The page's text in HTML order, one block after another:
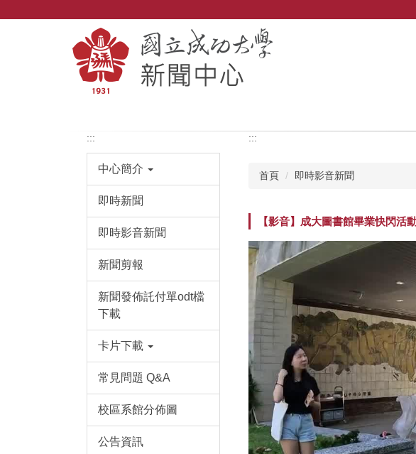
:::
中心簡介
即時新聞
即時影音新聞
新聞剪報
新聞發佈託付單odt檔
下載
卡片下載
常見問題 Q&A
校區系館分佈圖
公告資訊
:::
首頁 即時影音新聞
【影音】成大圖書館畢業快閃